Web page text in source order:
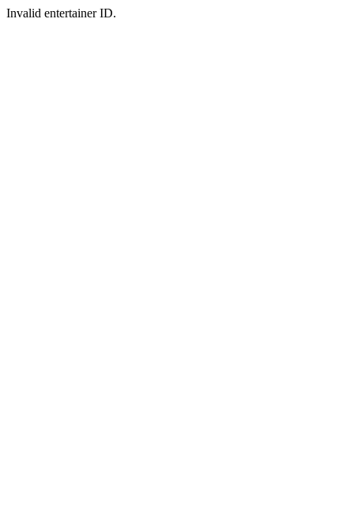
Invalid entertainer ID.